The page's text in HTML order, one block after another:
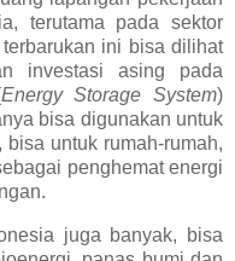
terutama pada sektor
ini bisa dilihat
investasi asing pada
Energy Storage System)
bisa digunakan untuk
untuk rumah-rumah,
penghemat energi
juga banyak, bisa